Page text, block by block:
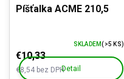
Píšťalka ACME 210,5
€8,54 bez DPH
€10,33
SKLADEM(>5 KS)
Detail